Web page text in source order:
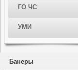
ГО ЧС
УМИ
Банеры